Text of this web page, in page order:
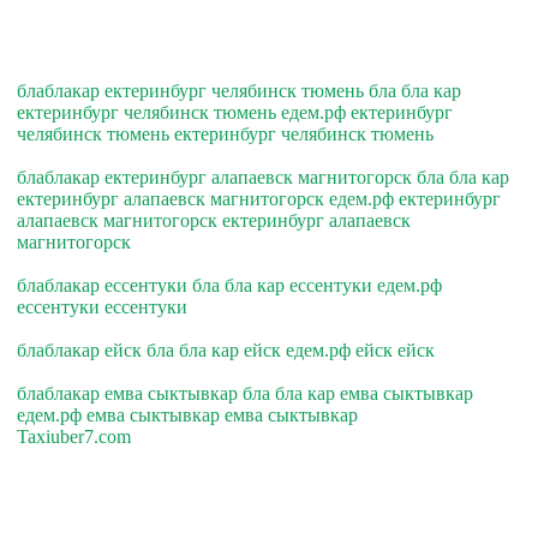
блаблакар ектеринбург челябинск тюмень бла бла кар
ектеринбург челябинск тюмень едем.рф ектеринбург
челябинск тюмень ектеринбург челябинск тюмень
блаблакар ектеринбург алапаевск магнитогорск бла бла кар
ектеринбург алапаевск магнитогорск едем.рф ектеринбург
алапаевск магнитогорск ектеринбург алапаевск
магнитогорск
блаблакар ессентуки бла бла кар ессентуки едем.рф
ессентуки ессентуки
блаблакар ейск бла бла кар ейск едем.рф ейск ейск
блаблакар емва сыктывкар бла бла кар емва сыктывкар
едем.рф емва сыктывкар емва сыктывкар
Taxiuber7.com